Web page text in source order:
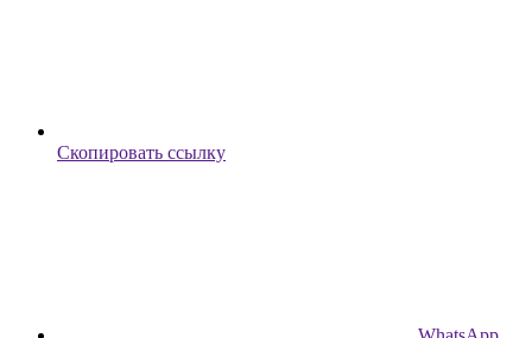
Скопировать ссылку